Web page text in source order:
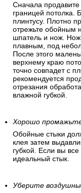
Сначала
границей потолка.
плинтусу. Плотно
отрежьте обойным
шпатель и нож.
плавным, под
После этого
верхнему краю
точно совпадет с
рекомендуется
отрезания
влажной губкой.
Хорошо
Обойные стыки
клея затем
губкой. Если вы
идеальный стык.
Уберите